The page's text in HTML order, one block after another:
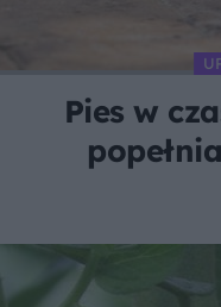
Pies w